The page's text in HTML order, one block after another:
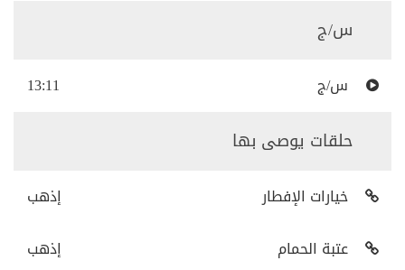
س/ج
13:11 س/ج
حلقات يوصى بها
إذهب
خيارات الإفطار
إذهب
عتبة الحمام